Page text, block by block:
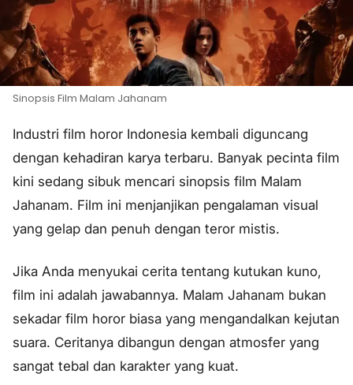
Sinopsis Film Malam Jahanam
Industri film horor Indonesia kembali diguncang
dengan kehadiran karya terbaru. Banyak pecinta film
kini sedang sibuk mencari sinopsis film Malam
Jahanam. Film ini menjanjikan pengalaman visual
yang gelap dan penuh dengan teror mistis.
Jika Anda menyukai cerita tentang kutukan kuno,
film ini adalah jawabannya. Malam Jahanam bukan
sekadar film horor biasa yang mengandalkan kejutan
suara. Ceritanya dibangun dengan atmosfer yang
sangat tebal dan karakter yang kuat.